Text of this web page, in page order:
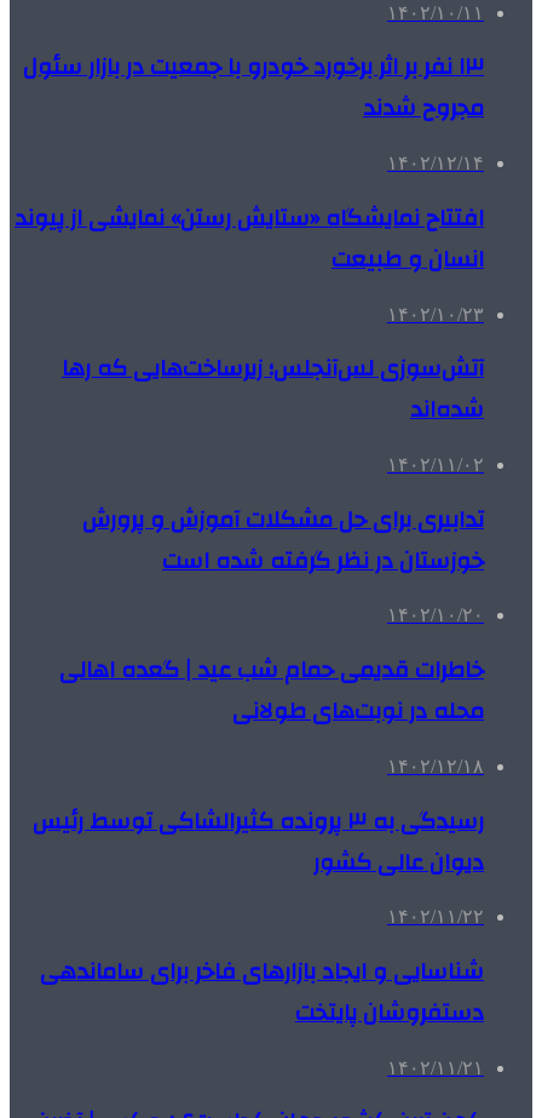
۱۴۰۲/۱۰/۱۱
۱۳ نفر بر اثر برخورد خودرو با جمعیت در بازار سئول
مجروح شدند
۱۴۰۲/۱۲/۱۴
افتتاح نمایشگاه «ستایش رستن» نمایشی از پیوند
انسان و طبیعت
۱۴۰۲/۱۰/۲۳
آتش‌سوزی لس‌آنجلس؛ زیرساخت‌هایی که رها
شده‌اند
۱۴۰۲/۱۱/۰۲
تدابیری برای حل مشکلات آموزش‌ و پرورش
خوزستان در نظر گرفته شده است
۱۴۰۲/۱۰/۲۰
خاطرات قدیمی حمام شب عید | گعده‌ اهالی
محله در نوبت‌های طولانی
۱۴۰۲/۱۲/۱۸
رسیدگی به ۳ پرونده‌ کثیرالشاکی توسط رئیس
دیوان عالی کشور
۱۴۰۲/۱۱/۲۲
شناسایی و ایجاد بازارهای فاخر برای ساماندهی
دستفروشان پایتخت
۱۴۰۲/۱۱/۲۱